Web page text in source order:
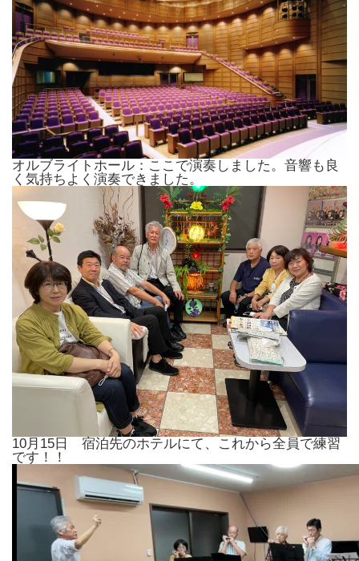
オルブライトホール：ここで演奏しました。音響も良
く気持ちよく演奏できました。
10月15日 宿泊先のホテルにて、これから全員で練習
です！！